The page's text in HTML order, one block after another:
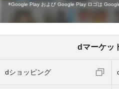
Google Play および Google Play ロゴは
dマーケッ
dショッピング